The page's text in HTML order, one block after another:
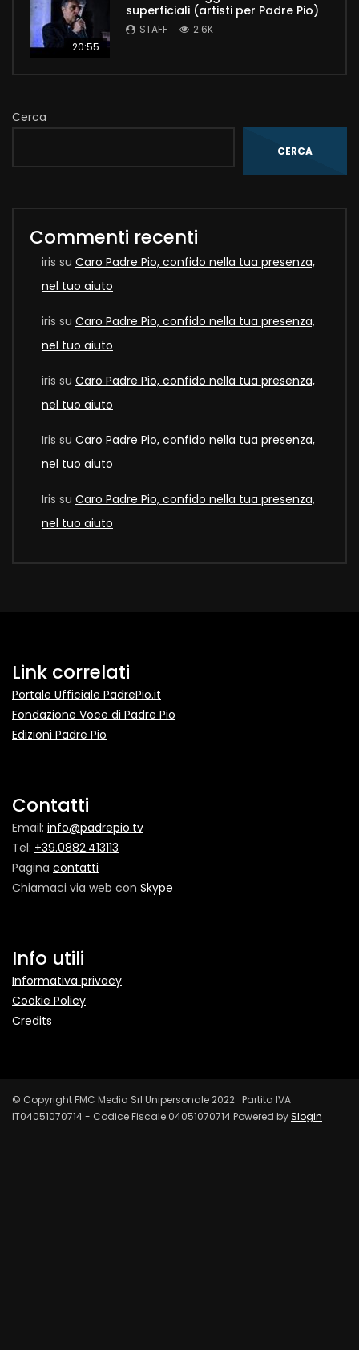
20:55
superficiali (artisti per Padre Pio)
STAFF 2.6K
Cerca
CERCA
Commenti recenti
iris su Caro Padre Pio, confido nella tua presenza,
nel tuo aiuto
iris su Caro Padre Pio, confido nella tua presenza,
nel tuo aiuto
iris su Caro Padre Pio, confido nella tua presenza,
nel tuo aiuto
Iris su Caro Padre Pio, confido nella tua presenza,
nel tuo aiuto
Iris su Caro Padre Pio, confido nella tua presenza,
nel tuo aiuto
Link correlati
Portale Ufficiale PadrePio.it
Fondazione Voce di Padre Pio
Edizioni Padre Pio
Contatti
Email: info@padrepio.tv
Tel: +39.0882.413113
Pagina contatti
Chiamaci via web con Skype
Info utili
Informativa privacy
Cookie Policy
Credits
© Copyright FMC Media Srl Unipersonale 2022 Partita IVA
IT04051070714 - Codice Fiscale 04051070714 Powered bySlogin